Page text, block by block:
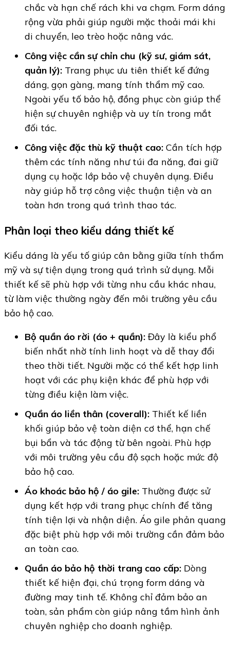
chắc và hạn chế rách khi va chạm. Form dáng
rộng vừa phải giúp người mặc thoải mái khi
di chuyển, leo trèo hoặc nâng vác.
Công việc cần sự chỉn chu (kỹ sư, giám sát,
quản lý): Trang phục ưu tiên thiết kế đứng
dáng, gọn gàng, mang tính thẩm mỹ cao.
Ngoài yếu tố bảo hộ, đồng phục còn giúp thể
hiện sự chuyên nghiệp và uy tín trong mắt
đối tác.
Công việc đặc thù kỹ thuật cao: Cần tích hợp
thêm các tính năng như túi đa năng, đai giữ
dụng cụ hoặc lớp bảo vệ chuyên dụng. Điều
này giúp hỗ trợ công việc thuận tiện và an
toàn hơn trong quá trình thao tác.
Phân loại theo kiểu dáng thiết kế
Kiểu dáng là yếu tố giúp cân bằng giữa tính thẩm
mỹ và sự tiện dụng trong quá trình sử dụng. Mỗi
thiết kế sẽ phù hợp với từng nhu cầu khác nhau,
từ làm việc thường ngày đến môi trường yêu cầu
bảo hộ cao.
Bộ quần áo rời (áo + quần): Đây là kiểu phổ
biến nhất nhờ tính linh hoạt và dễ thay đổi
theo thời tiết. Người mặc có thể kết hợp linh
hoạt với các phụ kiện khác để phù hợp với
từng điều kiện làm việc.
Quần áo liền thân (coverall): Thiết kế liền
khối giúp bảo vệ toàn diện cơ thể, hạn chế
bụi bẩn và tác động từ bên ngoài. Phù hợp
với môi trường yêu cầu độ sạch hoặc mức độ
bảo hộ cao.
Áo khoác bảo hộ / áo gile: Thường được sử
dụng kết hợp với trang phục chính để tăng
tính tiện lợi và nhận diện. Áo gile phản quang
đặc biệt phù hợp với môi trường cần đảm bảo
an toàn cao.
Quần áo bảo hộ thời trang cao cấp: Dòng
thiết kế hiện đại, chú trọng form dáng và
đường may tinh tế. Không chỉ đảm bảo an
toàn, sản phẩm còn giúp nâng tầm hình ảnh
chuyên nghiệp cho doanh nghiệp.